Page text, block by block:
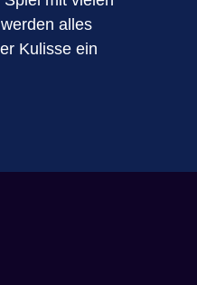
alles
Kulisse ein